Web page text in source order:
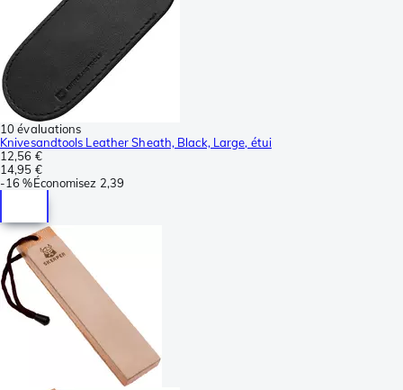
10 évaluations
Knivesandtools Leather Sheath, Black, Large, étui
12,56 €
14,95 €
-16 %Économisez 2,39